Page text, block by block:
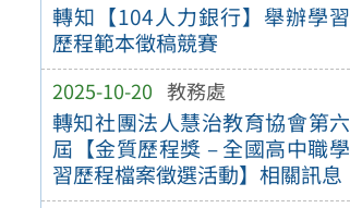
轉知【104人力銀行】舉辦學習
歷程範本徵稿競賽
2025-10-20 教務處
轉知社團法人慧治教育協會第六
屆【金質歷程獎 – 全國高中職學
習歷程檔案徵選活動】相關訊息